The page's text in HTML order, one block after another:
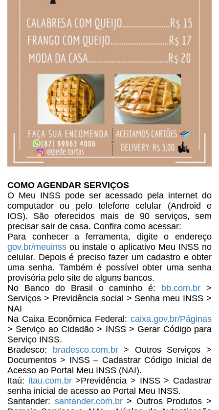
COMO AGENDAR SERVIÇOS
O Meu INSS pode ser acessado pela internet do
computador ou pelo telefone celular (Android e
IOS). São oferecidos mais de 90 serviços, sem
precisar sair de casa. Confira como acessar:
Para conhecer a ferramenta, digite o endereço
gov.br/meuinss ou instale o aplicativo Meu INSS no
celular. Depois é preciso fazer um cadastro e obter
uma senha. Também é possível obter uma senha
provisória pelo site de alguns bancos.
No Banco do Brasil o caminho é: bb.com.br >
Serviços > Previdência social > Senha meu INSS >
NAI
Na Caixa Econômica Federal: caixa.gov.br/Páginas
> Serviço ao Cidadão > INSS > Gerar Código para
Serviço INSS.
Bradesco: bradesco.com.br> Outros Serviços >
Documentos > INSS – Cadastrar Código Inicial de
Acesso ao Portal Meu INSS (NAI).
Itaú: itau.com.br>Previdência > INSS > Cadastrar
senha inicial de acesso ao Portal Meu INSS.
Santander: santander.com.br> Outros Produtos >